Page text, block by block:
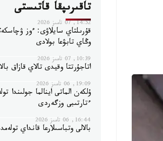
تاقىرىپقا قاتىستى
14:52, 07 تامىز 2026
قۇرىلتاي سايلاۋى: ءوز
وڭاي تابۋعا بولادى
10:39, 07 تامىز 2026
اتاجۇرتتا وقيدى تالاي قازاق
19:09, 06 تامىز 2026
ۇلكەن الماتى اينالما جولىندا
ءتارتىبى وزگەردى
16:44, 06 تامىز 2026
بالالى وتباسىلارعا قانداي